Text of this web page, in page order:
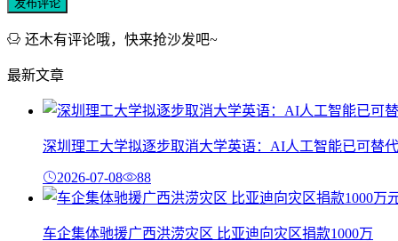
发布评论
还木有评论哦，快来抢沙发吧~
最新文章
深圳理工大学拟逐步取消大学英语：AI人工智能已可替代
2026-07-08 88
车企集体驰援广西洪涝灾区 比亚迪向灾区捐款1000万